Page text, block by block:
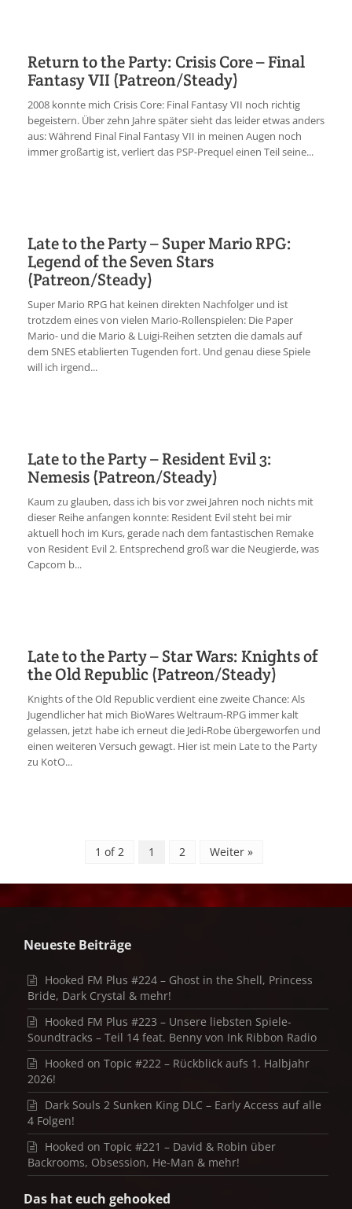
Return to the Party: Crisis Core – Final
Fantasy VII (Patreon/Steady)
2008 konnte mich Crisis Core: Final Fantasy VII noch richtig
begeistern. Über zehn Jahre später sieht das leider etwas anders
aus: Während Final Final Fantasy VII in meinen Augen noch
immer großartig ist, verliert das PSP-Prequel einen Teil seine...
Late to the Party – Super Mario RPG:
Legend of the Seven Stars
(Patreon/Steady)
Super Mario RPG hat keinen direkten Nachfolger und ist
trotzdem eines von vielen Mario-Rollenspielen: Die Paper
Mario- und die Mario & Luigi-Reihen setzten die damals auf
dem SNES etablierten Tugenden fort. Und genau diese Spiele
will ich irgend...
Late to the Party – Resident Evil 3:
Nemesis (Patreon/Steady)
Kaum zu glauben, dass ich bis vor zwei Jahren noch nichts mit
dieser Reihe anfangen konnte: Resident Evil steht bei mir
aktuell hoch im Kurs, gerade nach dem fantastischen Remake
von Resident Evil 2. Entsprechend groß war die Neugierde, was
Capcom b...
Late to the Party – Star Wars: Knights of
the Old Republic (Patreon/Steady)
Knights of the Old Republic verdient eine zweite Chance: Als
Jugendlicher hat mich BioWares Weltraum-RPG immer kalt
gelassen, jetzt habe ich erneut die Jedi-Robe übergeworfen und
einen weiteren Versuch gewagt. Hier ist mein Late to the Party
zu KotO...
1 of 2 1 2 Weiter »
Neueste Beiträge
Hooked FM Plus #224 – Ghost in the Shell, Princess
Bride, Dark Crystal & mehr!
Hooked FM Plus #223 – Unsere liebsten Spiele-
Soundtracks – Teil 14 feat. Benny von Ink Ribbon Radio
Hooked on Topic #222 – Rückblick aufs 1. Halbjahr
2026!
Dark Souls 2 Sunken King DLC – Early Access auf alle
4 Folgen!
Hooked on Topic #221 – David & Robin über
Backrooms, Obsession, He-Man & mehr!
Das hat euch gehooked